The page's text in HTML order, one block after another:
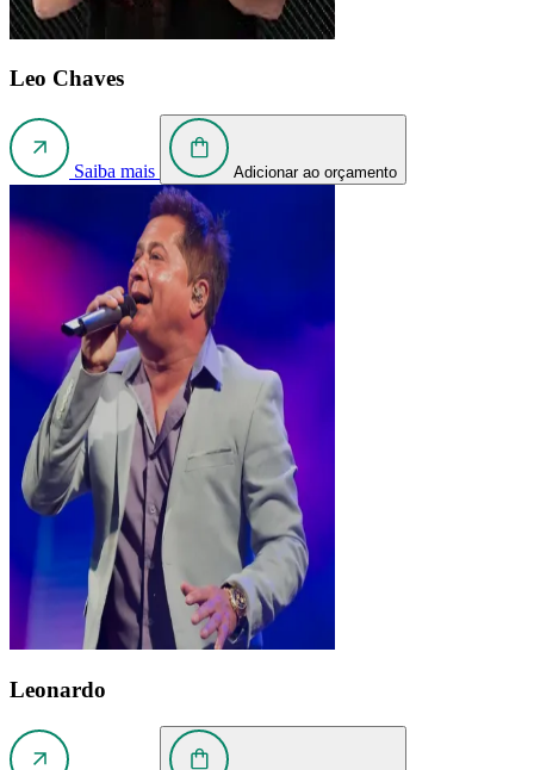
Leo Chaves
Saiba mais Adicionar ao orçamento
Leonardo